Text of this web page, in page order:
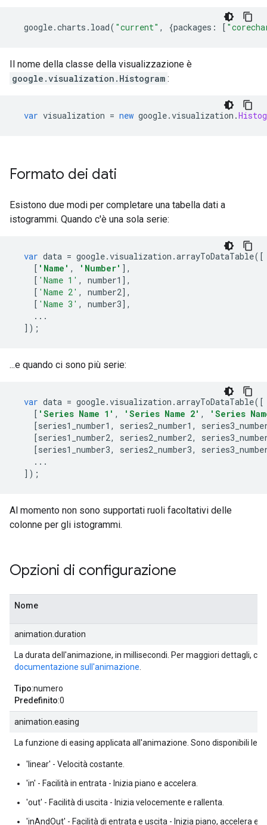
google.charts . load( "current" , {packages : [
Il nome della classe della visualizzazione è
google.visualization.Histogram :
var visualization = new google.visualization .
Formato dei dati
Esistono due modi per completare una tabella dati a
istogrammi. Quando c'è una sola serie:
var data = google.visualization .arrayToDataTable([
[ 'Name' , 'Number' ],
[ 'Name 1' , number1 ],
[ 'Name 2' , number2],
[ 'Name 3' , number3],
...
]);
...e quando ci sono più serie:
var data = google.visualization .arrayToDataTable([
[ 'Series Name 1' , 'Series Name 2' ,
'Series
[series1_number1 , series2_number1 ,
[series1_number2, series2_number2,
[series1_number3, series2_number3,
...
]);
Al momento non sono supportati ruoli facoltativi delle
colonne per gli istogrammi.
Opzioni di configurazione
Nome
animation.duration
La durata dell'animazione, in millisecondi. Per maggiori dettagli,
documentazione sull'animazione
Tipo:numero
Predefinito:0
animation.easing
La funzione di easing applicata all'animazione. Sono disponibili le
'linear' - Velocità costante.
'in' - Facilità in entrata - Inizia piano e accelera.
'out' - Facilità di uscita - Inizia velocemente e rallenta.
'inAndOut' - Facilità di entrata e uscita - Inizia piano, accelera e